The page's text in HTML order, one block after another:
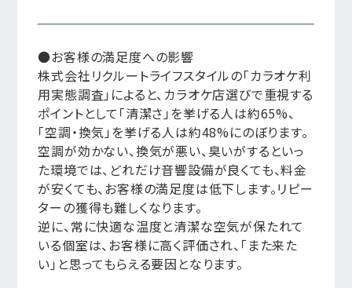
●お客様の満足度への影響
株式会社リクルートライフスタイルの「カラオケ利
用実態調査」によると、カラオケ店選びで重視する
ポイントとして「清潔さ」を挙げる人は約65%、
「空調・換気」を挙げる人は約48%にのぼります。
空調が効かない、換気が悪い、臭いがするといっ
た環境では、どれだけ音響設備が良くても、料金
が安くても、お客様の満足度は低下します。リピー
ターの獲得も難しくなります。
逆に、常に快適な温度と清潔な空気が保たれて
いる個室は、お客様に高く評価され、「また来た
い」と思ってもらえる要因となります。